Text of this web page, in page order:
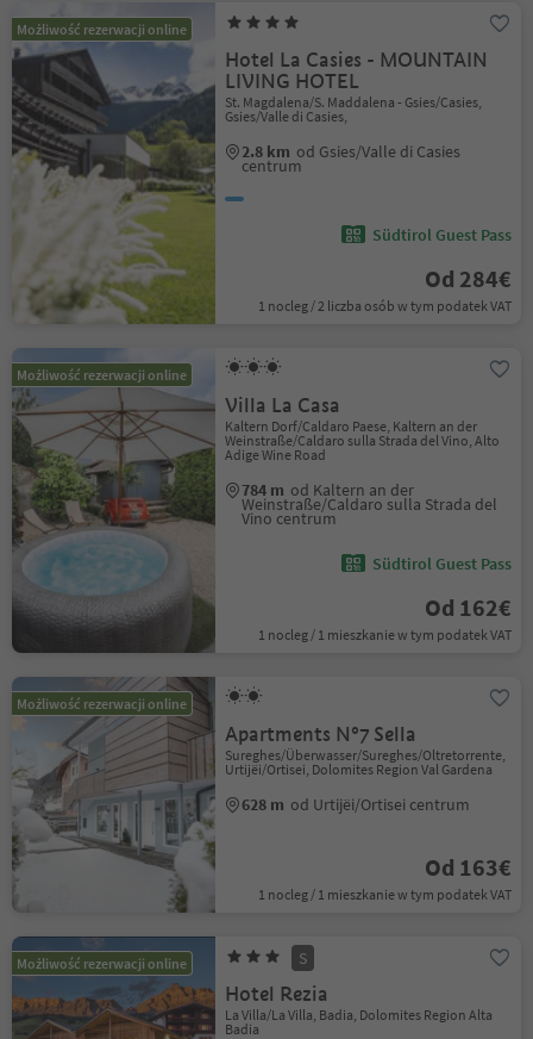
Możliwość rezerwacji online
Hotel La Casies - MOUNTAIN
LIVING HOTEL
St. Magdalena/S. Maddalena - Gsies/Casies,
Gsies/Valle di Casies,
2.8 km od Gsies/Valle di Casies
centrum
Südtirol Guest Pass
Od 284€
1 nocleg / 2 liczba osób w tym podatek VAT
Możliwość rezerwacji online
Villa La Casa
Kaltern Dorf/Caldaro Paese, Kaltern an der
Weinstraße/Caldaro sulla Strada del Vino, Alto
Adige Wine Road
784 m od Kaltern an der
Weinstraße/Caldaro sulla Strada del
Vino centrum
Südtirol Guest Pass
Od 162€
1 nocleg / 1 mieszkanie w tym podatek VAT
Możliwość rezerwacji online
Apartments N°7 Sella
Sureghes/Überwasser/Sureghes/Oltretorrente,
Urtijëi/Ortisei, Dolomites Region Val Gardena
628 m od Urtijëi/Ortisei centrum
Od 163€
1 nocleg / 1 mieszkanie w tym podatek VAT
Możliwość rezerwacji online S
Hotel Rezia
La Villa/La Villa, Badia, Dolomites Region Alta
Badia